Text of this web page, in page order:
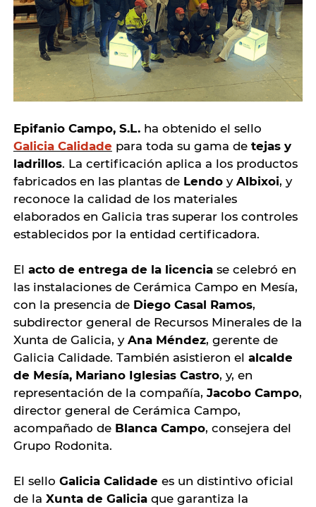
Epifanio Campo, S.L.ha obtenido el sello
Galicia Calidade para toda su gama de tejas y
ladrillos. La certificación aplica a los productos
fabricados en las plantas de Lendoy Albixoi, y
reconoce la calidad de los materiales
elaborados en Galicia tras superar los controles
establecidos por la entidad certificadora.
El acto de entrega de la licenciase celebró en
las instalaciones de Cerámica Campo en Mesía,
con la presencia de Diego Casal Ramos,
subdirector general de Recursos Minerales de la
Xunta de Galicia, y Ana Méndez, gerente de
Galicia Calidade. También asistieron el alcalde
de Mesía, Mariano Iglesias Castro, y, en
representación de la compañía, Jacobo Campo,
director general de Cerámica Campo,
acompañado de Blanca Campo, consejera del
Grupo Rodonita.
El sello Galicia Calidade es un distintivo oficial
de la Xunta de Galiciaque garantiza la